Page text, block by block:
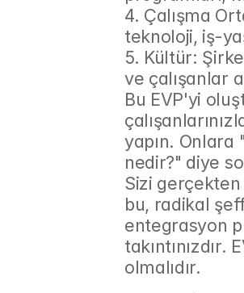
4. Çalışma
teknoloji, iş-
5. Kültür:
ve çalışanlar
Bu EVP'yi
yapın. Onlara
nedir?" diye
Sizi
bu, radikal
entegrasyon
olmalıdır.